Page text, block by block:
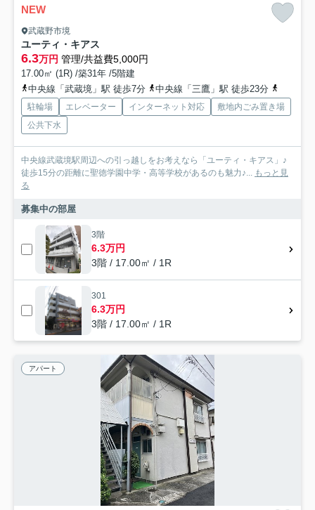
NEW
武蔵野市境
ユーティ・キアス
6.3万円 管理/共益費5,000円
17.00㎡ (1R) /築31年 /5階建
中央線「武蔵境」駅 徒歩7分
中央線「三鷹」駅 徒歩23分
駐輪場 エレベーター インターネット対応
敷地内ごみ置き場
公共下水
中央線武蔵境駅周辺への引っ越しをお考えなら「ユーティ・キアス」♪
徒歩15分の距離に聖徳学園中学・高等学校があるのも魅力♪... もっと見
る
募集中の部屋
3階
6.3万円
3階 / 17.00㎡ / 1R
301
6.3万円
3階 / 17.00㎡ / 1R
アパート